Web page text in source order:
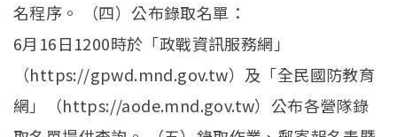
名程序。 （四）公布錄取名單：
6月16日1200時於「政戰資訊服務網」
（https://gpwd.mnd.gov.tw）及「全民國防教育
網」（https://aode.mnd.gov.tw）公布各營隊錄